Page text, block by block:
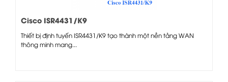
Cisco ISR4431/K9
Thiết bị định tuyến ISR4431/K9 tạo thành một nền tảng WAN
thông minh mang...